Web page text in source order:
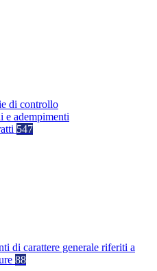
di controllo
e adempimenti
547
di carattere generale riferiti a
88